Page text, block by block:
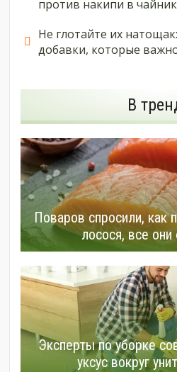
против накипи в
Не глотайте их
добавки, которые
В
Поваров спросили, как
лосося, все они
Эксперты по уборке
уксус вокруг